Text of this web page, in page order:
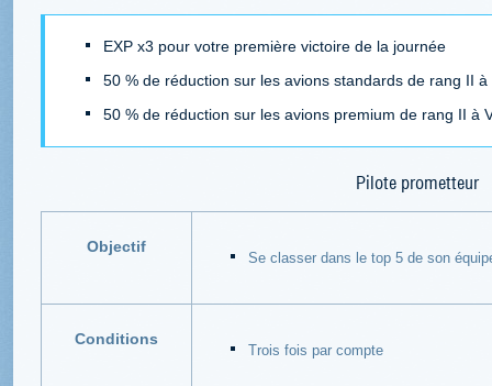
EXP x3 pour votre première victoire de la journée
50 % de réduction sur les avions standards de rang II à
50 % de réduction sur les avions premium de rang II à
Pilote prometteur
Objectif
Se classer dans le top 5 de son
Conditions
Trois fois par compte